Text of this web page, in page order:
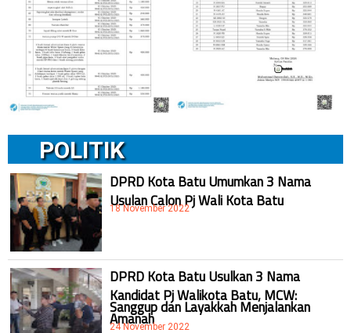
POLITIK
DPRD Kota Batu Umumkan 3 Nama
Usulan Calon Pj Wali Kota Batu
18 November 2022
DPRD Kota Batu Usulkan 3 Nama
Kandidat Pj Walikota Batu, MCW:
Sanggup dan Layakkah Menjalankan
Amanah
24 November 2022